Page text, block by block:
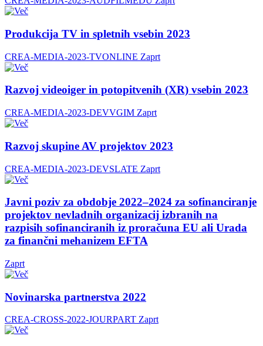
Produkcija TV in spletnih vsebin 2023
CREA-MEDIA-2023-TVONLINE Zaprt
Razvoj videoiger in potopitvenih (XR) vsebin 2023
CREA-MEDIA-2023-DEVVGIM Zaprt
Razvoj skupine AV projektov 2023
CREA-MEDIA-2023-DEVSLATE Zaprt
Javni poziv za obdobje 2022–2024 za sofinanciranje
projektov nevladnih organizacij izbranih na
razpisih sofinanciranih iz proračuna EU ali Urada
za finančni mehanizem EFTA
Zaprt
Novinarska partnerstva 2022
CREA-CROSS-2022-JOURPART Zaprt